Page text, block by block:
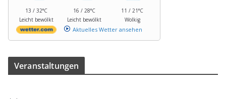
13 / 32°C
Leicht bewölkt
16 / 28°C
Leicht bewölkt
11 / 21°C
Wolkig
Aktuelles Wetter ansehen
Ver­an­stal­tun­gen